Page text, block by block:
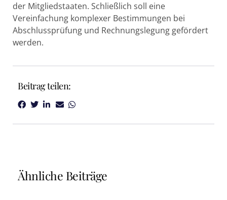
der Mitgliedstaaten. Schließlich soll eine
Vereinfachung komplexer Bestimmungen bei
Abschlussprüfung und Rechnungslegung gefördert
werden.
Beitrag teilen:
Ähnliche Beiträge